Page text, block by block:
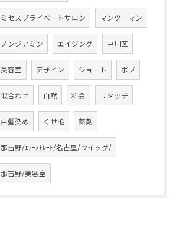
ミセスプライベートサロン マンツーマン
ノンジアミン エイジング 中川区
美容室 デザイン ショート ボブ
似合わせ 自然 料金 リタッチ
白髪染め くせ毛 薬剤
那古野/ｴｱｰｽﾄﾚｰﾄ/名古屋/ウイッグ/
那古野/美容室